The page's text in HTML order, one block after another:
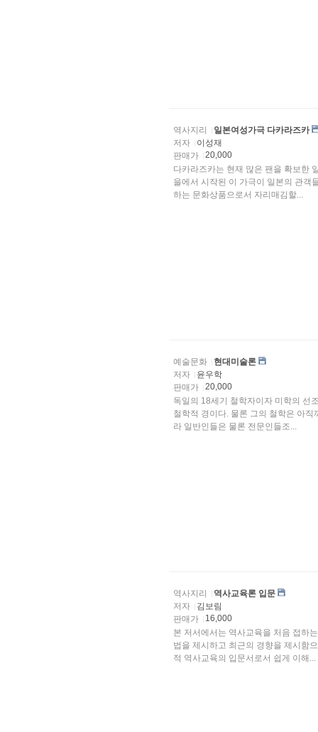
역사지리
일본여성가극 다카라즈카
저자
이성재
판매가
20,000
다카라즈카는 현재 많은 팬을 확보한
을에서 시작된 이 가극이 일본의 관객
하는 문화상품으로서 자리매김할...
예술문화
현대미술론
저자
윤우학
판매가
20,000
독일의 18세기 철학자이자 미학의 선
철학적 경이다. 물론 그의 철학은 아직까지도 어렵고 난해하기 짝이 없는 문장으로 이루어진 것이
라 일반인들은 물론 전문인들조...
역사지리
역사교육론 입문
저자
김보림
판매가
16,000
본 저서에서는 역사교육을 처음 접하
법을 제시하고 최근의 경향을 제시함
적 역사교육의 입문서로서 쉽게 이해...